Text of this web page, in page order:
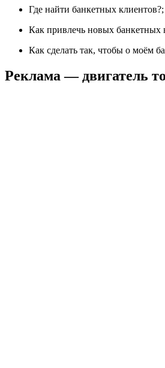
Где найти банкетных клиентов?;
Как привлечь новых банкетных
Как сделать так, чтобы о моём
Реклама — двигатель